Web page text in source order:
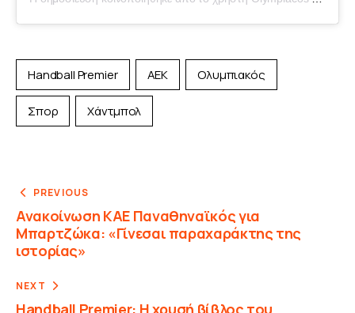
Handball Premier ΑΕΚ Ολυμπιακός
Σπορ Χάντμπολ
PREVIOUS
Ανακοίνωση ΚΑΕ Παναθηναϊκός για
Μπαρτζώκα: «Γίνεσαι παραχαράκτης της
ιστορίας»
NEXT